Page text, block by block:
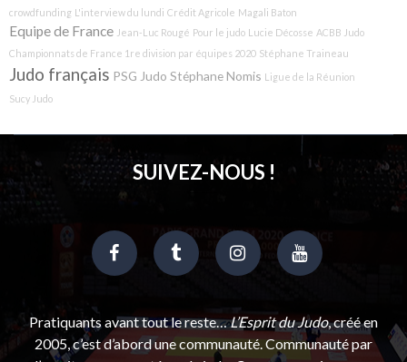
crowdfunding L'interview du lundi Crédit Agricole Magali Baton
Equipe de France Jean-Luc Rougé Pour le judo Lucie Décosse ACBB Judo
Championnats de France 1re division par équipes 2020 Stéphane Traineau
Judo français PSG Judo Stéphane Nomis Ligue de la Réunion
Sucy Judo
SUIVEZ-NOUS !
Pratiquants avant tout le reste…L’Esprit du Judo, créé en
2005, c’est d’abord une communauté. Communauté par